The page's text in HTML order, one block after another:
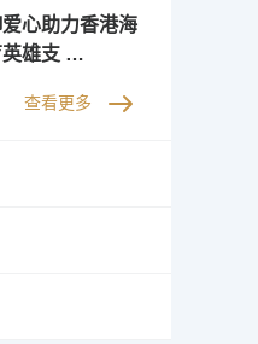
心助力香港海
英雄支 …
查看更多